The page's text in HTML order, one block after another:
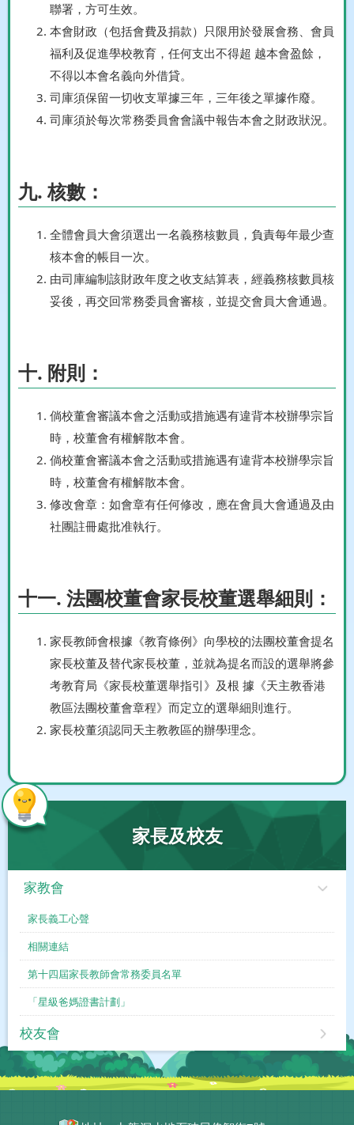
聯署，方可生效。
本會財政（包括會費及捐款）只限用於發展會務、會員
福利及促進學校教育，任何支出不得超 越本會盈餘，
不得以本會名義向外借貸。
司庫須保留一切收支單據三年，三年後之單據作廢。
司庫須於每次常務委員會會議中報告本會之財政狀況。
九. 核數：
全體會員大會須選出一名義務核數員，負責每年最少查
核本會的帳目一次。
由司庫編制該財政年度之收支結算表，經義務核數員核
妥後，再交回常務委員會審核，並提交會員大會通過。
十. 附則：
倘校董會審議本會之活動或措施遇有違背本校辦學宗旨
時，校董會有權解散本會。
倘校董會審議本會之活動或措施遇有違背本校辦學宗旨
時，校董會有權解散本會。
修改會章：如會章有任何修改，應在會員大會通過及由
社團註冊處批准執行。
十一. 法團校董會家長校董選舉細則：
家長教師會根據《教育條例》向學校的法團校董會提名
家長校董及替代家長校董，並就為提名而設的選舉將參
考教育局《家長校董選舉指引》及根 據《天主教香港
教區法團校董會章程》而定立的選舉細則進行。
家長校董須認同天主教教區的辦學理念。
家長及校友
家教會
家長義工心聲
相關連結
第十四屆家長教師會常務委員名單
「星級爸媽證書計劃」
校友會